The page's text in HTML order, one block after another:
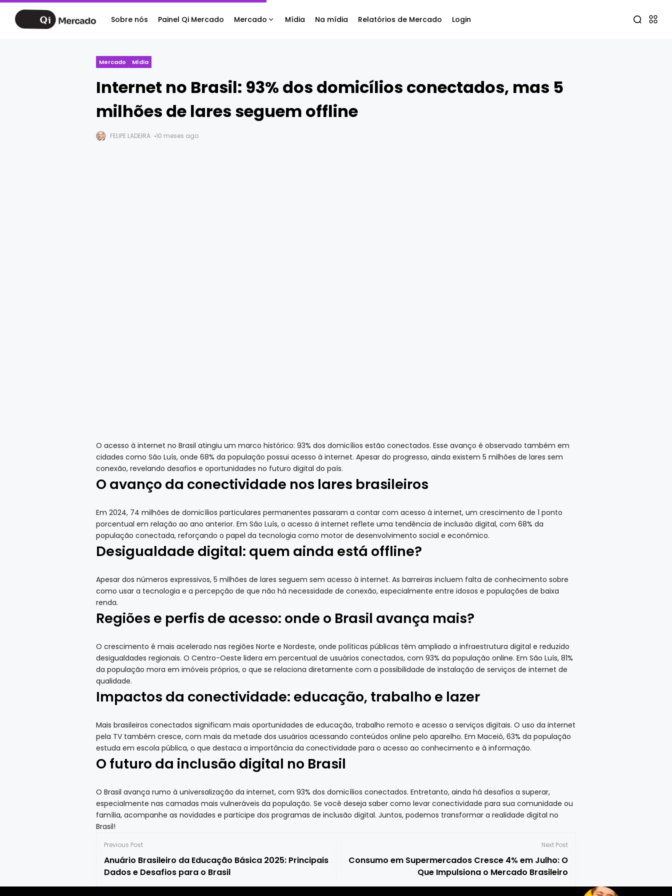
Sobre nós Painel Qi Mercado Mercado Mídia Na mídia Relatórios de Mercado Login
Mercado Mídia
Internet no Brasil: 93% dos domicílios conectados, mas 5
milhões de lares seguem offline
FELIPE LADEIRA 10 meses ago
O acesso à internet no Brasil atingiu um marco histórico: 93% dos domicílios estão conectados. Esse avanço é observado também em
cidades como São Luís, onde 68% da população possui acesso à internet. Apesar do progresso, ainda existem 5 milhões de lares sem
conexão, revelando desafios e oportunidades no futuro digital do país.
O avanço da conectividade nos lares brasileiros
Em 2024, 74 milhões de domicílios particulares permanentes passaram a contar com acesso à internet, um crescimento de 1 ponto
porcentual em relação ao ano anterior. Em São Luís, o acesso à internet reflete uma tendência de inclusão digital, com 68% da
população conectada, reforçando o papel da tecnologia como motor de desenvolvimento social e econômico.
Desigualdade digital: quem ainda está offline?
Apesar dos números expressivos, 5 milhões de lares seguem sem acesso à internet. As barreiras incluem falta de conhecimento sobre
como usar a tecnologia e a percepção de que não há necessidade de conexão, especialmente entre idosos e populações de baixa
renda.
Regiões e perfis de acesso: onde o Brasil avança mais?
O crescimento é mais acelerado nas regiões Norte e Nordeste, onde políticas públicas têm ampliado a infraestrutura digital e reduzido
desigualdades regionais. O Centro-Oeste lidera em percentual de usuários conectados, com 93% da população online. Em São Luís, 81%
da população mora em imóveis próprios, o que se relaciona diretamente com a possibilidade de instalação de serviços de internet de
qualidade.
Impactos da conectividade: educação, trabalho e lazer
Mais brasileiros conectados significam mais oportunidades de educação, trabalho remoto e acesso a serviços digitais. O uso da internet
pela TV também cresce, com mais da metade dos usuários acessando conteúdos online pelo aparelho. Em Maceió, 63% da população
estuda em escola pública, o que destaca a importância da conectividade para o acesso ao conhecimento e à informação.
O futuro da inclusão digital no Brasil
O Brasil avança rumo à universalização da internet, com 93% dos domicílios conectados. Entretanto, ainda há desafios a superar,
especialmente nas camadas mais vulneráveis da população. Se você deseja saber como levar conectividade para sua comunidade ou
família, acompanhe as novidades e participe dos programas de inclusão digital. Juntos, podemos transformar a realidade digital no
Brasil!
Previous Post
Anuário Brasileiro da Educação Básica 2025: Principais
Dados e Desafios para o Brasil
Next Post
Consumo em Supermercados Cresce 4% em Julho: O
Que Impulsiona o Mercado Brasileiro